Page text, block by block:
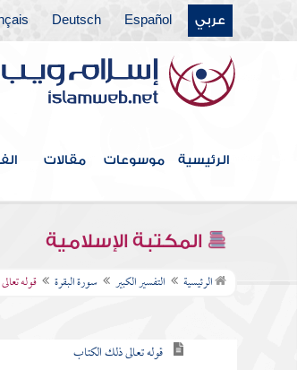
عربي Español
Deutsch
الرئيسية موسوعات مقالات
المكتبة الإسلامية
الرئيسية التفسير الكبير سورة البقرة قوله
فهرس الكتاب
المقدمة
الكتاب الأول في العلوم المستنبطة من قوله
الكتاب الثاني في مباحث بسم الله الرحمن
الرحيم
سورة الفاتحة
سورة البقرة
قوله تعالى ذلك الكتاب